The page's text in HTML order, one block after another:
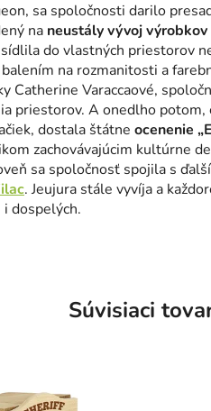
sa spoločnosti darilo
na neustály vývoj výrobkov
do vlastných priestorov
na rozmanitosti a
Catherine Varaccaové,
priestorov. A onedlho potom,
dostala štátne ocenenie
zachovávajúcim kultúrne
sa spoločnosť spojila s
. Jeujura stále vyvíja a
i dospelých.
Súvisiaci